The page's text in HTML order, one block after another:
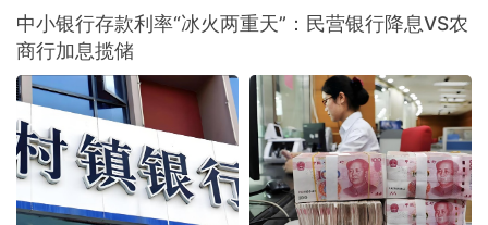
决策的全链条智能化。该模型已集成至东方财
富APP，推动财富管理行业数字化升级中经联播
达 1721 万人，同比激增 24%，基金销售额同
比增长 40%。这一亮眼成绩的背后，是东方财
富自主研发的 “妙想” 金融大
中小银行存款利率“冰火两重天”：民营银行降息VS农
商行加息揽储